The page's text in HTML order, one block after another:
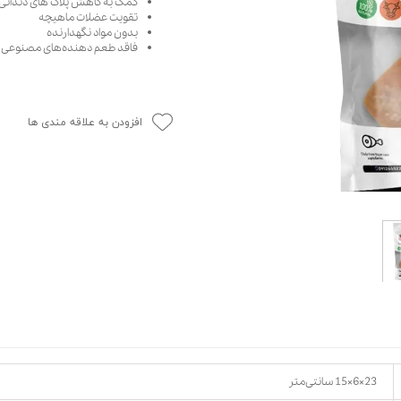
گربه
بچه گربه
گربه
سگ
تقویت عضلات ماهیچه
بدون مواد نگهدارنده
فاقد طعم دهنده‌های مصنوعی
افزودن به علاقه مندی ها
23×6×15 سانتی‌متر